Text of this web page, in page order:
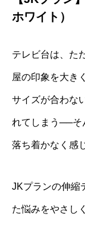
ホワイト）
テレビ台は、た
屋の印象を大き
サイズが合わな
れてしまう──そ
落ち着かなく感
JKプランの伸縮
た悩みをやさし